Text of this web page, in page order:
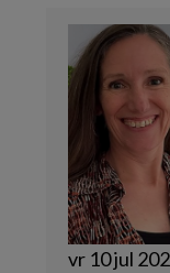
vr 10 jul